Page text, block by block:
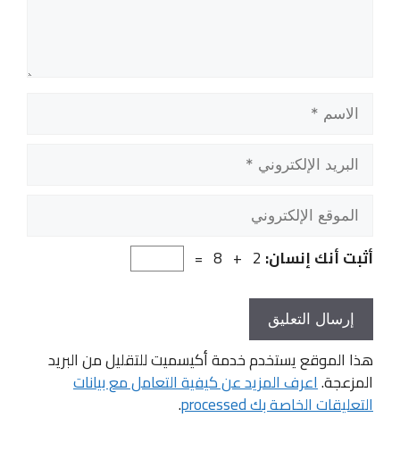
الاسم
البريد
الإلكتروني
الموقع
الإلكتروني
أثبت أنك إنسان: 2 + 8 =
هذا الموقع يستخدم خدمة أكيسميت للتقليل من البريد
المزعجة.اعرف المزيد عن كيفية التعامل مع بيانات
التعليقات الخاصة بك processed .